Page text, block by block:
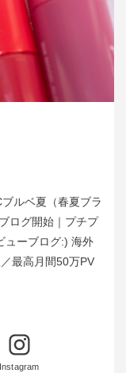
ルベ夏（春夏ブラ
ログ開始｜プチプ
ューブログ:) 海外
最高月間50万PV
Instagram